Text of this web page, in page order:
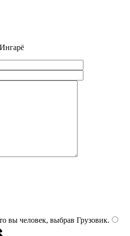
вы человек, выбрав Грузовик.